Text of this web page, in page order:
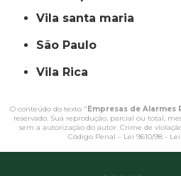
vila santa maria
São Paulo
Vila Rica
O conteúdo do texto " Empresas de Alarmes
reservado. Sua reprodução, parcial ou total,
sem a autorização do autor. Crime de
Código Penal – Lei 9610/98 -